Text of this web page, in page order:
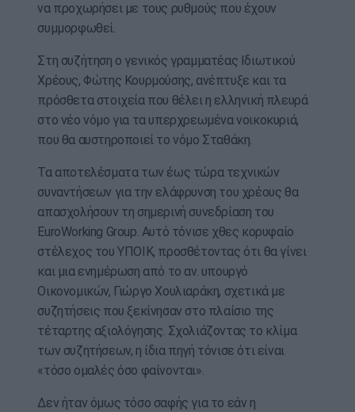
να προχωρήσει με τους ρυθμούς που έχουν
συμμορφωθεί.
Στη συζήτηση ο γενικός γραμματέας Ιδιωτικού
Χρέους, Φώτης Κουρμούσης, ανέπτυξε και τα
πρόσθετα στοιχεία που θέλει η ελληνική πλευρά
στο νέο νόμο για τα υπερχρεωμένα νοικοκυριά,
που θα αυστηροποιεί το νόμο Σταθάκη.
Τα αποτελέσματα των έως τώρα τεχνικών
συναντήσεων για την ελάφρυνση του χρέους θα
απασχολήσουν τη σημερινή συνεδρίαση του
EuroWorking Group. Αυτό τόνισε χθες κορυφαίο
στέλεχος του ΥΠΟΙΚ, προσθέτοντας ότι θα γίνει
και μια ενημέρωση από το αν. υπουργό
Οικονομικών, Γιώργο Χουλιαράκη, σχετικά με
συζητήσεις που ξεκίνησαν στο πλαίσιο της
τέταρτης αξιολόγησης. Σχολιάζοντας το κλίμα
των συζητήσεων, η ίδια πηγή τόνισε ότι είναι
«τόσο ομαλές όσο φαίνονται».
Δεν ήταν όμως τόσο σαφής για το εάν η